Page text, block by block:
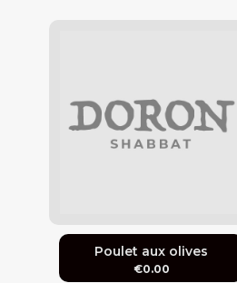
Poulet aux olives
€0.00